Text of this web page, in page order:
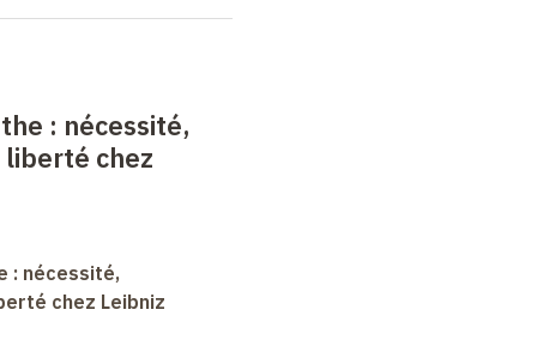
: nécessité,
chez
: nécessité,
chez Leibniz